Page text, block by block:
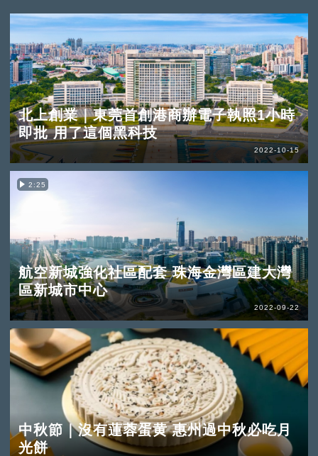
北上創業｜東莞首創港商辦電子執照1小時
即批 用了這個黑科技
2022-10-15
2:25
航空新城強化社區配套 珠海金灣區建大灣
區新城市中心
2022-09-22
中秋節｜沒有蓮蓉蛋黄 惠州過中秋必吃月
光餅